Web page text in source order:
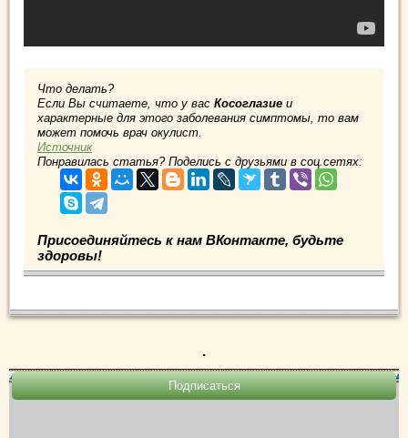
Что делать?
Если Вы считаете, что у вас Косоглазие и
характерные для этого заболевания симптомы, то вам
может помочь врач окулист.
Источник
Понравилась статья? Поделись с друзьями в соц.сетях:
Присоединяйтесь к нам ВКонтакте, будьте
здоровы!
.